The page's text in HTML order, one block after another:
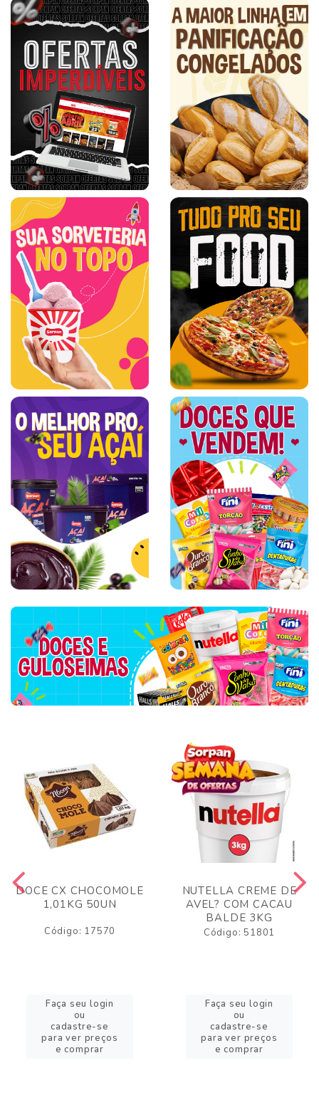
DOCE CX CHOCOMOLE
1,01KG 50UN
Código: 17570
Faça seu login
ou
cadastre-se
para ver preços
e comprar
NUTELLA CREME DE
AVEL? COM CACAU
BALDE 3KG
Código: 51801
Faça seu login
ou
cadastre-se
para ver preços
e comprar